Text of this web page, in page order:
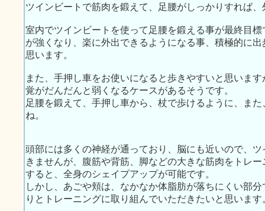
ツインビートで筋肉を鍛えて、足腰がしっかりすれば
室内でツインビートを使って足腰を鍛える事が最終目
が強くなり、楽に外出できるようになる事、積極的に
思います。
また、手押し車をお使いになると歩きやすいと思いま
覚がだんだんと弱くなるケースがあるそうです。
足腰を鍛えて、手押し車から、杖で歩けるように、ま
ね。
頭部には多くの神経が通っており、脳にも近いので、
きませんが、腹筋や背筋、脚などの大きな筋肉をトレ
すると、全身のシェイプアップが可能です。
しかし、あごや頬は、なかなか体脂肪が落ちにくい部
りとトレーニングに取り組んでいただきたいと思います